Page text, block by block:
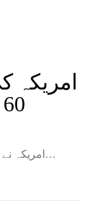
امریکہ نے یوکرین کے لیے 13 ارب 60 کروڑ ڈالر کی امداد…